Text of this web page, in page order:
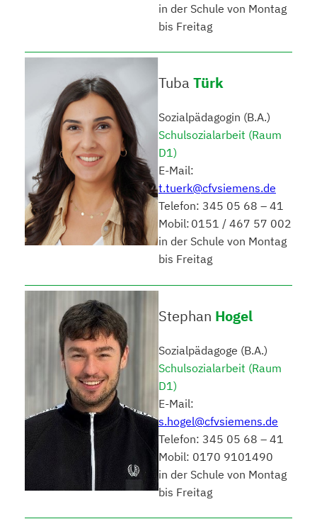
in der Schule von Montag
bis Freitag
Tuba Türk
Sozialpädagogin (B.A.)
Schulsozialarbeit (Raum
D1)
E-Mail:
t.tuerk@cfvsiemens.de
Telefon: 345 05 68 – 41
Mobil: 0151 / 467 57 002
in der Schule von Montag
bis Freitag
Stephan Hogel
Sozialpädagoge (B.A.)
Schulsozialarbeit (Raum
D1)
E-Mail:
s.hogel@cfvsiemens.de
Telefon: 345 05 68 – 41
Mobil: 0170 9101490
in der Schule von Montag
bis Freitag